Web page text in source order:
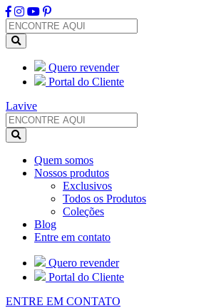
Quero revender
Portal do Cliente
Lavive
Quem somos
Nossos produtos
Exclusivos
Todos os Produtos
Coleções
Blog
Entre em contato
Quero revender
Portal do Cliente
ENTRE EM CONTATO